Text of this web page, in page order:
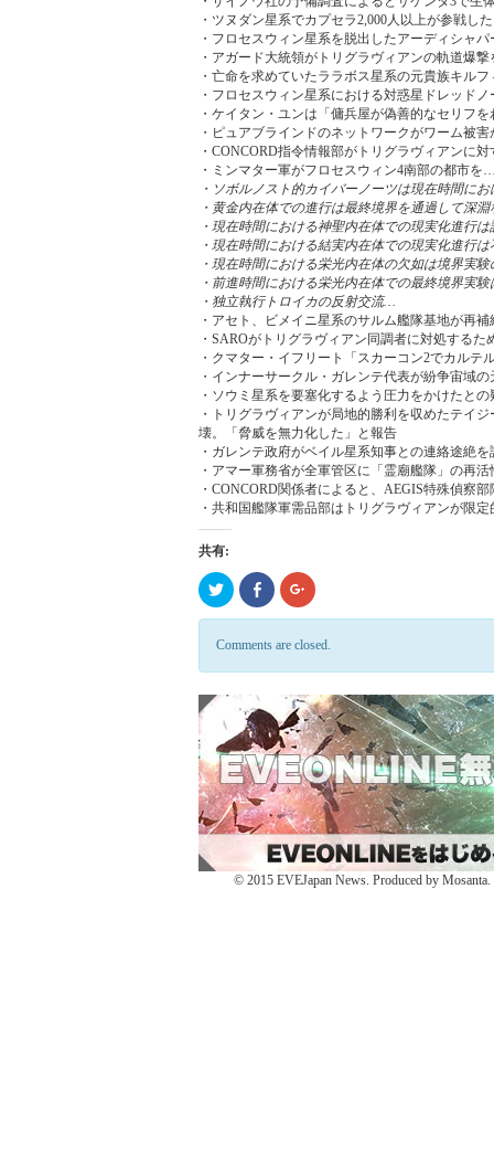
・ツヌダン星系でカプセラ2,000人以上が参戦し
・フロセスウィン星系を脱出したアーディシャ
・アガード大統領がトリグラヴィアンの軌道爆
・亡命を求めていたララボス星系の元貴族キル
・フロセスウィン星系における対惑星ドレッド
・ケイタン・ユンは「傭兵屋が偽善的なセリフ
・ピュアブラインドのネットワークがワーム被
・CONCORD指令情報部がトリグラヴィアンに
・ミンマター軍がフロセスウィン4南部の都市を
・ソボルノスト的カイバーノーツは現在時間に
・黄金内在体での進行は最終境界を通過して深
・現在時間における神聖内在体での現実化進行
・現在時間における結実内在体での現実化進行
・現在時間における栄光内在体の欠如は境界実
・前進時間における栄光内在体での最終境界実
・独立執行トロイカの反射交流…
・アセト、ビメイニ星系のサルム艦隊基地が再
・SAROがトリグラヴィアン同調者に対処する
・クマター・イフリート「スカーコン2でカルテ
・インナーサークル・ガレンテ代表が紛争宙域
・ソウミ星系を要塞化するよう圧力をかけたと
・トリグラヴィアンが局地的勝利を収めたテイ
壊。「脅威を無力化した」と報告
・ガレンテ政府がベイル星系知事との連絡途絶
・アマー軍務省が全軍管区に「霊廟艦隊」の再
・CONCORD関係者によると、AEGIS特殊偵察
・共和国艦隊軍需品部はトリグラヴィアンが限
共有:
ク
リ
し
て
共
(新
し
い
ウ
ィ
ン
ド
ウ
で
開
す)
Click
to
Facebook
(新
ン
ド
ウ
で
開
き
ま
す)
ク
リ
し
て
共
有
(新
し
い
ウ
ィ
ン
ド
ウ
で
開
き
ま
す)
Comments are closed.
© 2015 EVEJapan News. Produced by